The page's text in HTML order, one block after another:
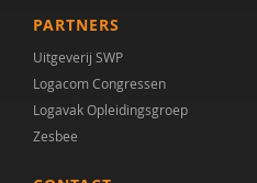
PARTNERS
Uitgeverij SWP
Logacom Congressen
Logavak Opleidingsgroep
Zesbee